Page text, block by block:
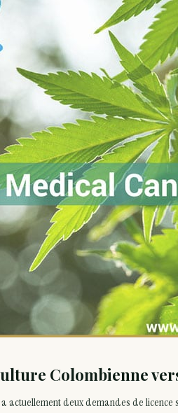
Colombienne
actuellement deux demandes de